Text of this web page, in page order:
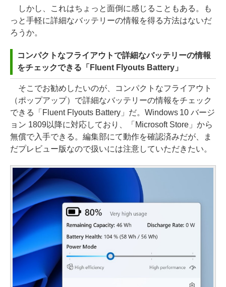
しかし、これはちょっと面倒に感じることもある。も
っと手軽に詳細なバッテリーの情報を得る方法はないだ
ろうか。
コンパクトなフライアウトで詳細なバッテリーの情報
をチェックできる「Fluent Flyouts Battery」
そこでお勧めしたいのが、コンパクトなフライアウト
（ポップアップ）で詳細なバッテリーの情報をチェック
できる「Fluent Flyouts Battery」だ。Windows 10 バージ
ョン 1809以降に対応しており、「Microsoft Store」から
無償で入手できる。編集部にて動作を確認済みだが、ま
だプレビュー版なので扱いには注意していただきたい。